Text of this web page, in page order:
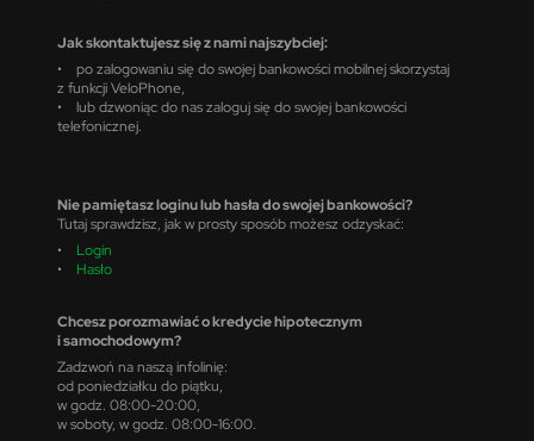
Jak skontaktujesz się z nami najszybciej:
• po zalogowaniu się do swojej bankowości mobilnej skorzystaj
z funkcji VeloPhone,
• lub dzwoniąc do nas zaloguj się do swojej bankowości
telefonicznej.
Nie pamiętasz loginu lub hasła do swojej bankowości?
Tutaj sprawdzisz, jak w prosty sposób możesz odzyskać:
• Login
• Hasło
Chcesz porozmawiać o kredycie hipotecznym
i samochodowym?
Zadzwoń na naszą infolinię:
od poniedziałku do piątku,
w godz. 08:00-20:00,
w soboty, w godz. 08:00-16:00.